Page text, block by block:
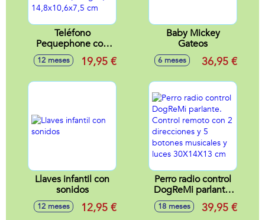
Teléfono
Pequephone con
luces, sonidos, 8
melodías y 2
12 meses 19,95 €
Baby Mickey
Gateos
6 meses 36,95 €
Llaves infantil con
sonidos
12 meses 12,95 €
Perro radio control
DogReMi parlante.
Control remoto con
2 direcciones y 5
18 meses 39,95 €